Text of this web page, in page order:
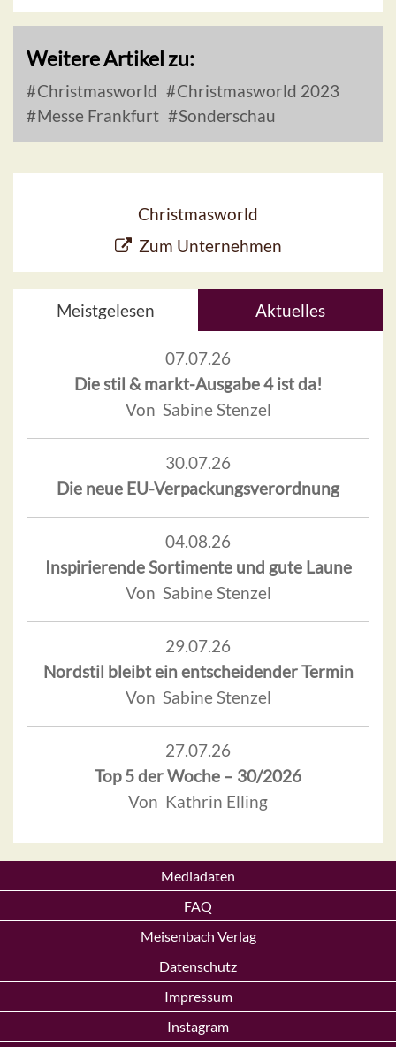
Weitere Artikel zu:
Christmasworld
Christmasworld 2023
Messe Frankfurt
Sonderschau
Christmasworld
Zum Unternehmen
Meistgelesen Aktuelles
07.07.26
Die stil & markt-Ausgabe 4 ist da!
Von Sabine Stenzel
30.07.26
Die neue EU-Verpackungsverordnung
04.08.26
Inspirierende Sortimente und gute Laune
Von Sabine Stenzel
29.07.26
Nordstil bleibt ein entscheidender Termin
Von Sabine Stenzel
27.07.26
Top 5 der Woche – 30/2026
Von Kathrin Elling
Mediadaten
FAQ
Meisenbach Verlag
Datenschutz
Impressum
Instagram